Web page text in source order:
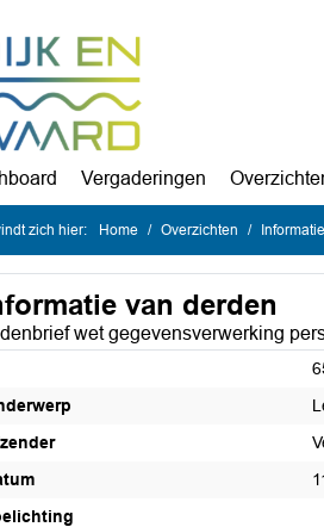
Vergaderingen
zich hier: Home Overzichten
van derden
wet gegevensverwerking